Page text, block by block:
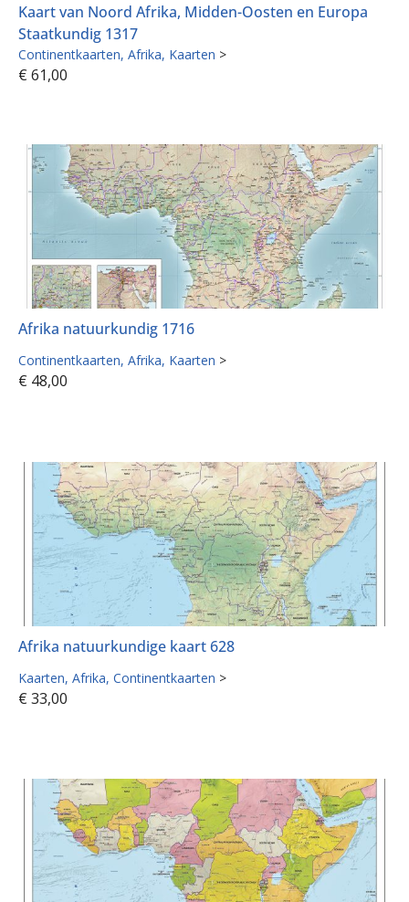
Kaart van Noord Afrika, Midden-Oosten en Europa
Staatkundig 1317
Continentkaarten Afrika Kaarten >
€ 61,00
Afrika natuurkundig 1716
Continentkaarten Afrika Kaarten >
€ 48,00
Afrika natuurkundige kaart 628
Kaarten Afrika Continentkaarten >
€ 33,00